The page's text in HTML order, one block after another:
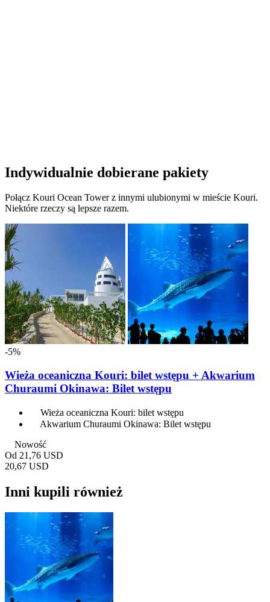
Indywidualnie dobierane pakiety
Połącz Kouri Ocean Tower z innymi ulubionymi w mieście Kouri.
Niektóre rzeczy są lepsze razem.
-5%
Wieża oceaniczna Kouri: bilet wstępu + Akwarium
Churaumi Okinawa: Bilet wstępu
Wieża oceaniczna Kouri: bilet wstępu
Akwarium Churaumi Okinawa: Bilet wstępu
Nowość
Od 21,76 USD
20,67 USD
Inni kupili również